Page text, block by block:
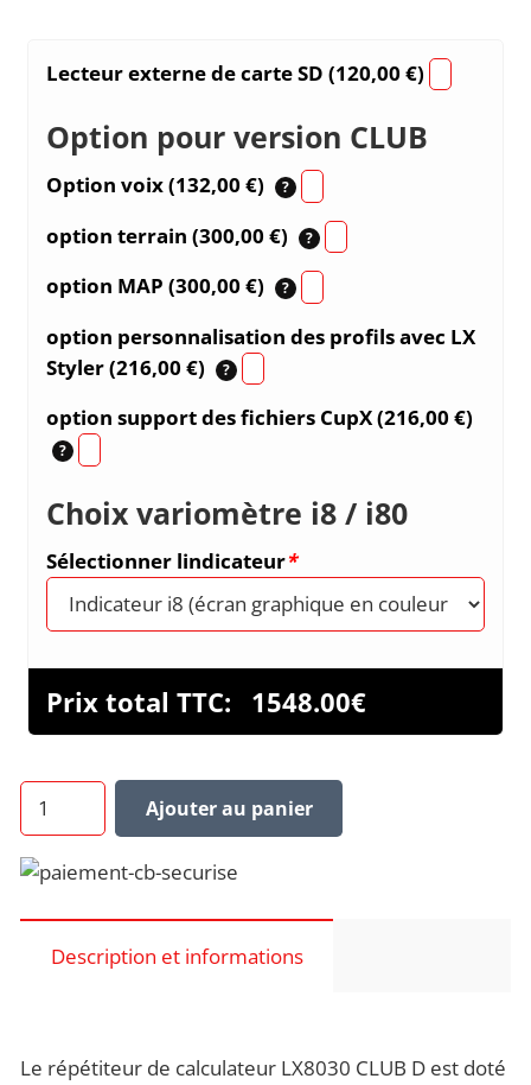
Lecteur externe de carte SD (120,00€)
Option pour version CLUB
Option voix (132,00€) ?
option terrain (300,00€) ?
option MAP (300,00€) ?
option personnalisation des profils avec LX
Styler (216,00€) ?
option support des fichiers CupX (216,00€)
?
Choix variomètre i8 / i80
Sélectionner lindicateur*
Prix total TTC: €
1548.00
quantité
de
LX8030
CLUB
REPETITEUR
Ajouter au panier
Description et informations
Le répétiteur de calculateur LX8030 CLUB D est doté